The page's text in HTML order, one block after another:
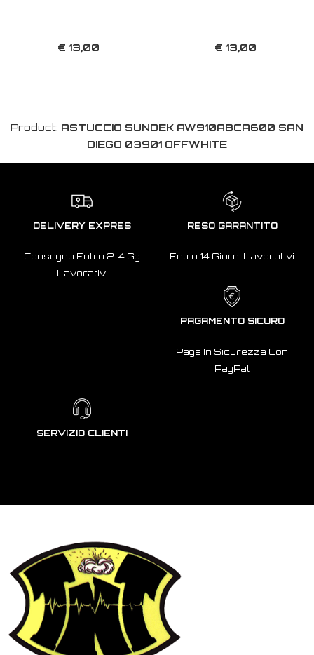
€ 13,00 € 13,00
Product: ASTUCCIO SUNDEK AW910ABCA600 SAN
DIEGO 03901 OFFWHITE
DELIVERY EXPRES
Consegna Entro 2-4 Gg
Lavorativi
RESO GARANTITO
Entro 14 Giorni Lavorativi
PAGAMENTO SICURO
Paga In Sicurezza Con
PayPal
SERVIZIO CLIENTI